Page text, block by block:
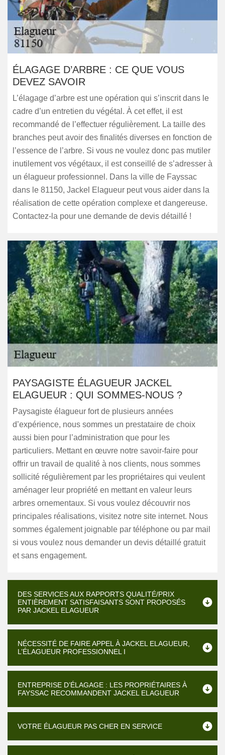
ÉLAGAGE D’ARBRE : CE QUE VOUS
DEVEZ SAVOIR
L’élagage d’arbre est une opération qui s’inscrit dans le
cadre d’un entretien du végétal. À cet effet, il est
recommandé de l’effectuer régulièrement. La taille des
branches peut avoir des finalités diverses en fonction de
l’essence de l’arbre. Si vous ne voulez donc pas mutiler
inutilement vos végétaux, il est conseillé de s’adresser à
un élagueur professionnel. Dans la ville de Fayssac
dans le 81150, Jackel Elagueur peut vous aider dans la
réalisation de cette opération complexe et dangereuse.
Contactez-la pour une demande de devis détaillé !
PAYSAGISTE ÉLAGUEUR JACKEL
ELAGUEUR : QUI SOMMES-NOUS ?
Paysagiste élagueur fort de plusieurs années
d’expérience, nous sommes un prestataire de choix
aussi bien pour l’administration que pour les
particuliers. Mettant en œuvre notre savoir-faire pour
offrir un travail de qualité à nos clients, nous sommes
sollicité régulièrement par les propriétaires qui veulent
aménager leur propriété en mettant en valeur leurs
arbres ornementaux. Si vous voulez découvrir nos
principales réalisations, visitez notre site internet. Nous
sommes également joignable par téléphone ou par mail
si vous voulez nous demander un devis détaillé gratuit
et sans engagement.
DES SERVICES AUX RAPPORTS QUALITÉ/PRIX
ENTIÈREMENT SATISFAISANTS SONT PROPOSÉS
PAR JACKEL ELAGUEUR
NÉCESSITÉ DE FAIRE APPEL À JACKEL ELAGUEUR,
L’ÉLAGUEUR PROFESSIONNEL I
ENTREPRISE D’ÉLAGAGE : LES PROPRIÉTAIRES À
FAYSSAC RECOMMANDENT JACKEL ELAGUEUR
VOTRE ÉLAGUEUR PAS CHER EN SERVICE